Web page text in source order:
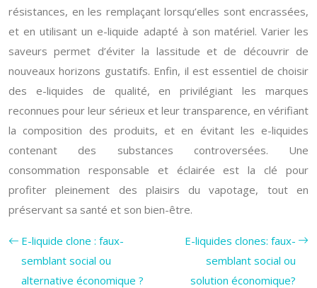
résistances, en les remplaçant lorsqu’elles sont encrassées,
et en utilisant un e-liquide adapté à son matériel. Varier les
saveurs permet d’éviter la lassitude et de découvrir de
nouveaux horizons gustatifs. Enfin, il est essentiel de choisir
des e-liquides de qualité, en privilégiant les marques
reconnues pour leur sérieux et leur transparence, en vérifiant
la composition des produits, et en évitant les e-liquides
contenant des substances controversées. Une
consommation responsable et éclairée est la clé pour
profiter pleinement des plaisirs du vapotage, tout en
préservant sa santé et son bien-être.
E-liquide clone : faux-
semblant social ou
alternative économique ?
E-liquides clones: faux-
semblant social ou
solution économique?